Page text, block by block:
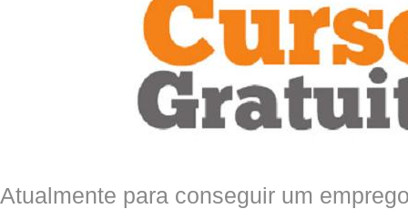
Atualmente para conseguir um